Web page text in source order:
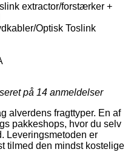
extractor/forstærker +
Optisk Toslink
på 14 anmeldelser
alverdens fragttyper. En af
pakkeshops, hvor du selv
Leveringsmetoden er
tilmed den mindst kostelige